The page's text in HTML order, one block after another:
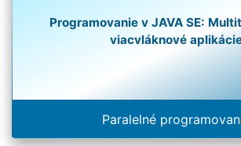
Programovanie v JAVA SE:
viacvláknové
Paralelné